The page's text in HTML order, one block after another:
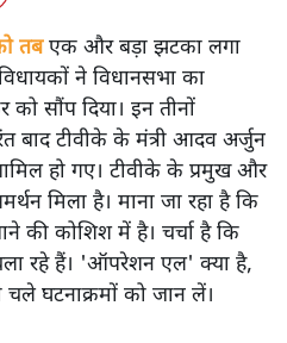
तबएक और बड़ा झटका लगा
ने विधानसभा का
को सौंप दिया। इन तीनों
बाद टीवीके के मंत्री आदव अर्जुन
हो गए। टीवीके के प्रमुख और
मिला है। माना जा रहा है कि
की कोशिश में है। चर्चा है कि
रहे हैं। 'ऑपरेशन एल' क्या है,
घटनाक्रमों को जान लें।